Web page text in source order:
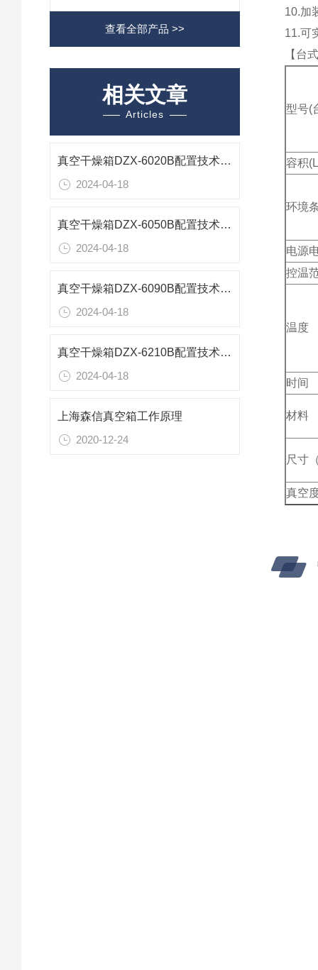
查看全部产品 >>
相关文章
Articles
真空干燥箱DZX-6020B配置技术参数
2024-04-18
真空干燥箱DZX-6050B配置技术参数
2024-04-18
真空干燥箱DZX-6090B配置技术参数
2024-04-18
真空干燥箱DZX-6210B配置技术参数
2024-04-18
上海森信真空箱工作原理
2020-12-24
10.加
11.可
【台
型号(
容积
环境
电源
控温
温度
时间
材料
尺寸
真空